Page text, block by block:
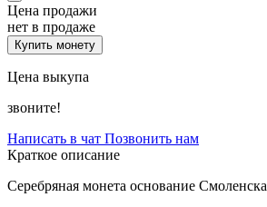
Цена продажи
нет в продаже
Купить монету
Цена выкупа
звоните!
Написать в чат Позвонить нам
Краткое описание
Серебряная монета основание Смоленска